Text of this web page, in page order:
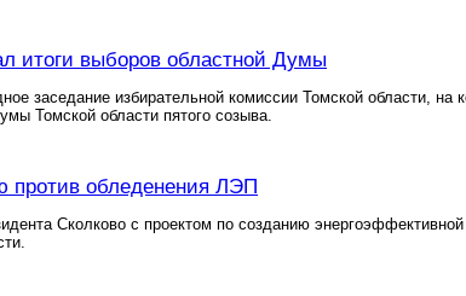
итоги выборов областной Думы
заседание избирательной комиссии Томской области,
Томской области пятого созыва.
против обледенения ЛЭП
Сколково с проектом по созданию